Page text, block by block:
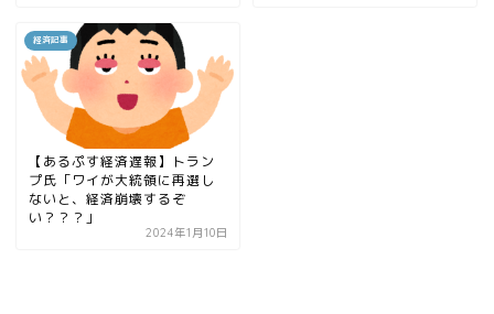
経済記事
【あるぷす経済遅報】トラン
プ氏「ワイが大統領に再選し
ないと、経済崩壊するぞ
い？？？」
2024年1月10日